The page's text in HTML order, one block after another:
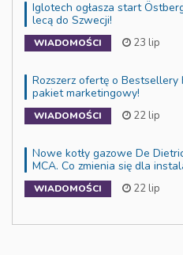
Iglotech ogłasza start
lecą do Szwecji!
WIADOMOŚCI 23 lip
Rozszerz ofertę o
pakiet marketingowy!
WIADOMOŚCI 22 lip
Nowe kotły gazowe De
MCA. Co zmienia się dla
WIADOMOŚCI 22 lip